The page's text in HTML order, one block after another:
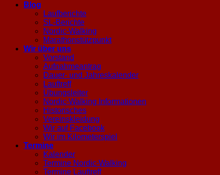
Blog
Laufberichte
SL-Berichte
Nordic-Walking
Marathonstützpunkt
Wir über uns
Vorstand
Aufnahmeantrag
Dauer- und Jahreskalender
Lauftreff
Übungsleiter
Nordic-Walking Informationen
Historisches
Vereinskleidung
Wir auf Facebook
Wir im Kilometerspiel
Termine
Kalender
Termine Nordic-Walking
Termine Lauftreff